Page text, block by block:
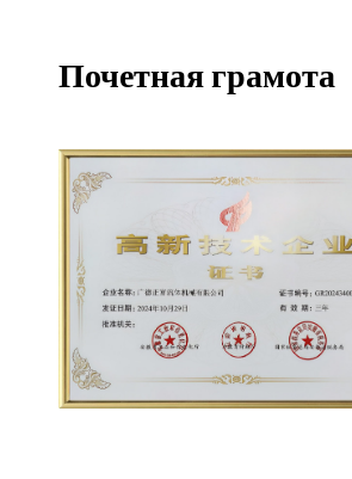
Почетная грамота